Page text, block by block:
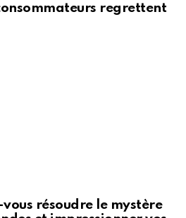
regrettent
vous résoudre le mystère